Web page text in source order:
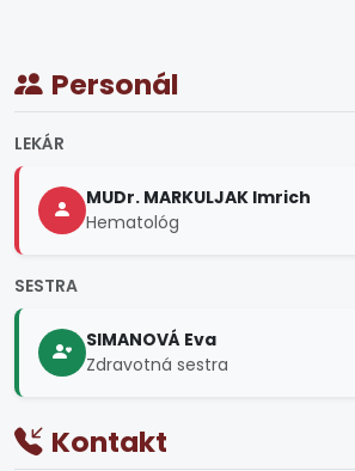
Personál
LEKÁR
MUDr. MARKULJAK Imrich
Hematológ
SESTRA
SIMANOVÁ Eva
Zdravotná sestra
Kontakt